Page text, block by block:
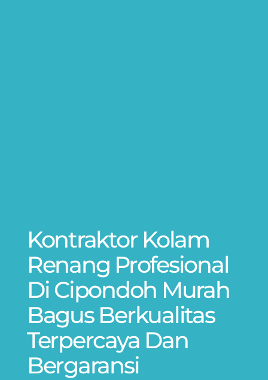
Kontraktor Kolam
Renang Profesional
Di Cipondoh Murah
Bagus Berkualitas
Terpercaya Dan
Bergaransi